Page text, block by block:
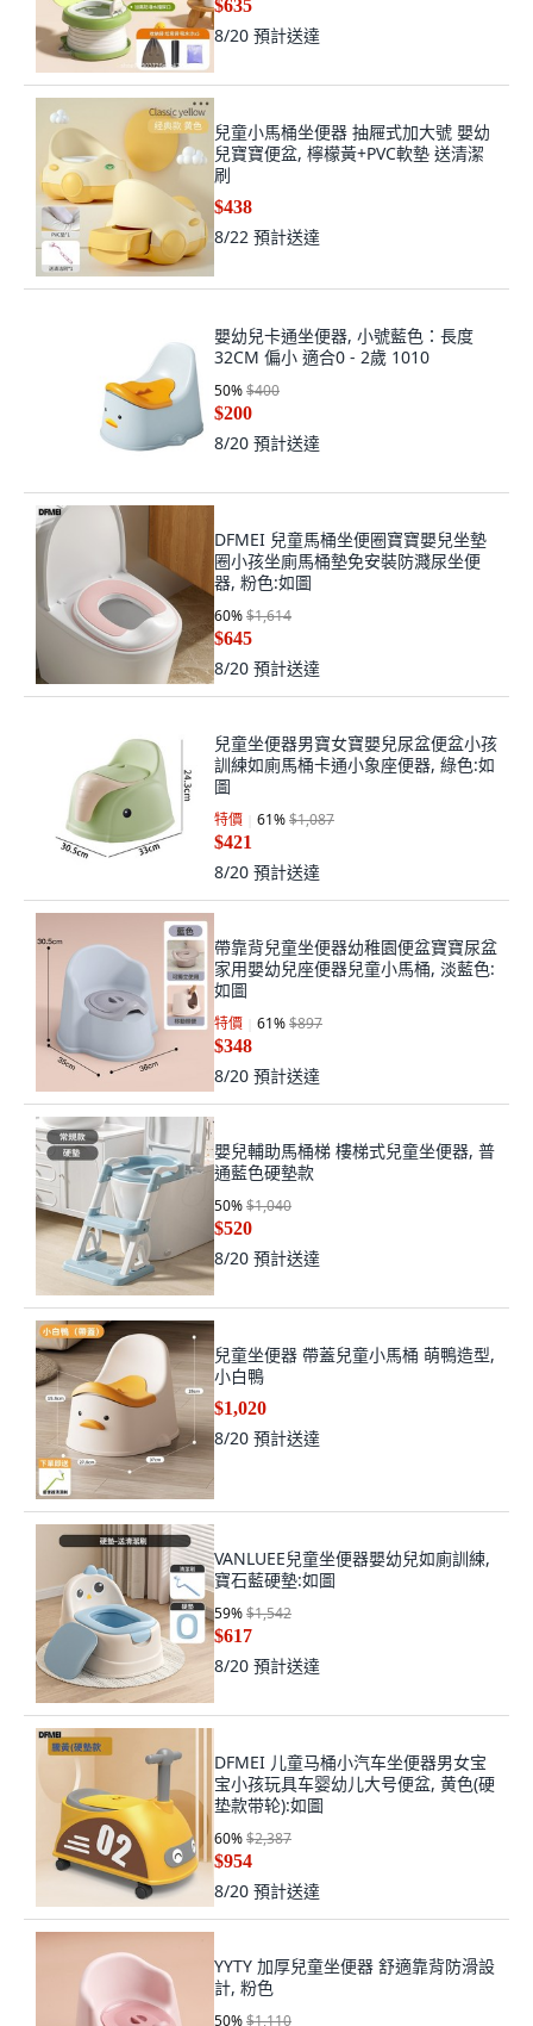
$635
8/20 預計送達
兒童小馬桶坐便器 抽屜式加大號 嬰幼
兒寶寶便盆, 檸檬黃+PVC軟墊 送清潔
刷
$438
8/22 預計送達
嬰幼兒卡通坐便器, 小號藍色：長度
32CM 偏小 適合0 - 2歲 1010
50%$400
$200
8/20 預計送達
DFMEI 兒童馬桶坐便圈寶寶嬰兒坐墊
圈小孩坐廁馬桶墊免安裝防濺尿坐便
器, 粉色:如圖
60%$1,614
$645
8/20 預計送達
兒童坐便器男寶女寶嬰兒尿盆便盆小孩
訓練如廁馬桶卡通小象座便器, 綠色:如
圖
特價 61%$1,087
$421
8/20 預計送達
帶靠背兒童坐便器幼稚園便盆寶寶尿盆
家用嬰幼兒座便器兒童小馬桶, 淡藍色:
如圖
特價 61%$897
$348
8/20 預計送達
嬰兒輔助馬桶梯 樓梯式兒童坐便器, 普
通藍色硬墊款
50%$1,040
$520
8/20 預計送達
兒童坐便器 帶蓋兒童小馬桶 萌鴨造型,
小白鴨
$1,020
8/20 預計送達
VANLUEE兒童坐便器嬰幼兒如廁訓練,
寶石藍硬墊:如圖
59%$1,542
$617
8/20 預計送達
DFMEI 儿童马桶小汽车坐便器男女宝
宝小孩玩具车婴幼儿大号便盆, 黄色(硬
垫款带轮):如圖
60%$2,387
$954
8/20 預計送達
YYTY 加厚兒童坐便器 舒適靠背防滑設
計, 粉色
50%$1,110